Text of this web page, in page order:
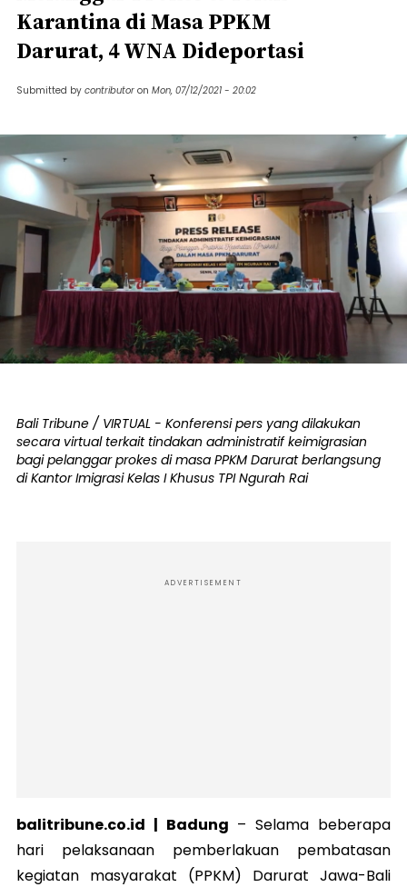
Karantina di Masa PPKM
Darurat, 4 WNA Dideportasi
Submitted by contributor on Mon, 07/12/2021 - 20:02
Bali Tribune / VIRTUAL - Konferensi pers yang dilakukan
secara virtual terkait tindakan administratif keimigrasian
bagi pelanggar prokes di masa PPKM Darurat berlangsung
di Kantor Imigrasi Kelas I Khusus TPI Ngurah Rai
ADVERTISEMENT
balitribune.co.id | Badung –Selama beberapa
hari pelaksanaan pemberlakuan pembatasan
kegiatan masyarakat (PPKM) Darurat Jawa-Bali